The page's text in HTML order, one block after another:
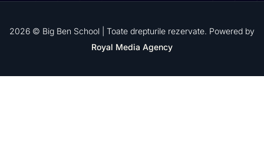
2026 © Big Ben School | Toate drepturile rezervate. Powered by
Royal Media Agency